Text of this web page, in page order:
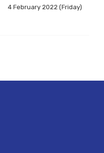
4 February 2022 (Friday)